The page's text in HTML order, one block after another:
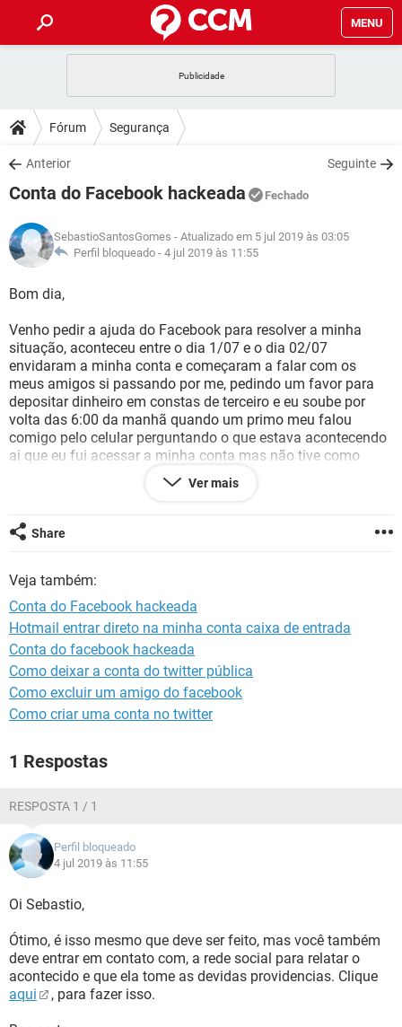
MENU
CELULAR
OUTLOOK
INSTAGRAM GMAIL
GUIA DE COMPRAS
DICAS
JOGOS
INSTAGRAM GMAIL
GUIA DE COMPRAS
DOWNLOADS
JOGOS WHATSAPP
CELULAR
OUTLOOK EXCEL
INSTAGRAM
JOGOS WHATSAPP
CELULAR
OUTLOOK
INSTAGRAM GMAIL
GUIA DE COMPRAS
GLOSSÁRIO
JOGOS
OUTLOOK EXCEL
INSTAGRAM GMAIL
GUIA DE COMPRAS
Fórum Segurança
Anterior Seguinte
Conta do Facebook hackeada Fechado
SebastioSantosGomes - Atualizado em 5 jul 2019 às 03:05
Perfil bloqueado - 4 jul 2019 às 11:55
Bom dia,
Venho pedir a ajuda do Facebook para resolver a minha
situação, aconteceu entre o dia 1/07 e o dia 02/07
envidaram a minha conta e começaram a falar com os
meus amigos si passando por me, pedindo um favor para
depositar dinheiro em constas de terceiro e eu soube por
volta das 6:00 da manhã quando um primo meu falou
comigo pelo celular perguntando o que estava acontecendo
ai que eu fui acessar a minha conta mas não tive como
acessar, tentei recuperar as senha mas o meliante já tinha
mudado o numero de telefone e o endereço de emal.
No perfil já pedi para os meus amigos denunciar o perfil.
Ver mais
Share
Veja também:
Conta do Facebook hackeada
Hotmail entrar direto na minha conta caixa de entrada
Conta do facebook hackeada
Como deixar a conta do twitter pública
Como excluir um amigo do facebook
Como criar uma conta no twitter
1 Respostas
RESPOSTA 1 / 1
Perfil bloqueado
4 jul 2019 às 11:55
Oi Sebastio,
Ótimo, é isso mesmo que deve ser feito, mas você também
deve entrar em contato com, a rede social para relatar o
acontecido e que ela tome as devidas providencias. Clique
aqui
, para fazer isso.